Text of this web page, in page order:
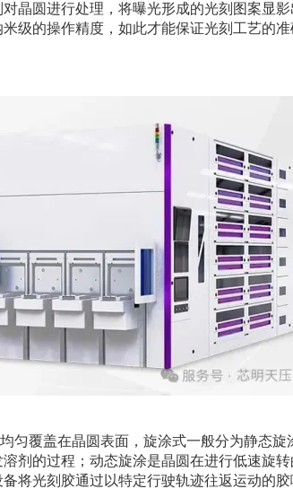
晶圆进行处理，将曝光形成的光刻图案显
级的操作精度，如此才能保证光刻工艺的
匀覆盖在晶圆表面，旋涂式一般分为静态旋
剂的过程；动态旋涂是晶圆在进行低速旋
将光刻胶通过以特定行驶轨迹往返运动的胶